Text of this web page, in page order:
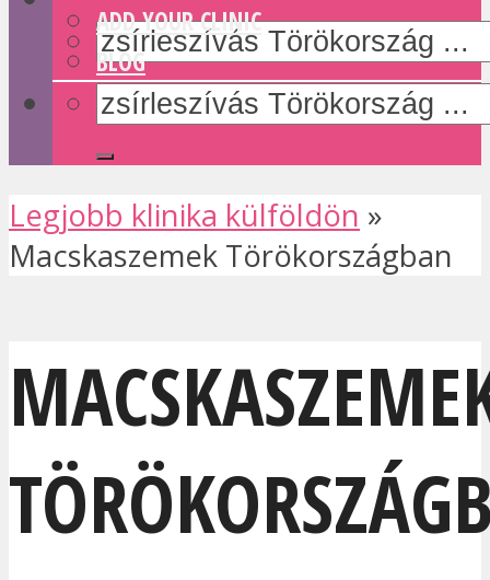
ADD YOUR CLINIC
BLOG
Legjobb klinika külföldön »
Macskaszemek Törökországban